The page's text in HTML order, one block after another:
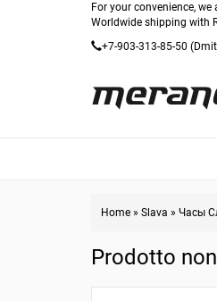
For your convenience,
Worldwide shipping with
+7-903-313-85-50
Home » Slava » Часы
Prodotto